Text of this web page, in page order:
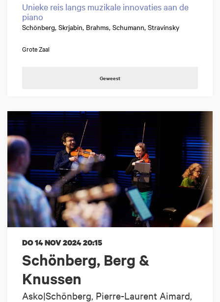
Unieke reis langs muzikale innovaties aan de
piano
Schönberg, Skrjabin, Brahms, Schumann, Stravinsky
Grote Zaal
Geweest
Schönberg, Berg &
Knussen
Asko|Schönberg, Pierre-Laurent Aimard,
DO 14 NOV 202420:15